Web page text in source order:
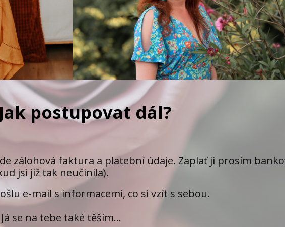
Jak postupovat dál?
zálohová faktura a platební údaje. Zaplať ji prosím
jsi již tak neučinila).
e-mail s informacemi, co si vzít s sebou.
se na tebe také těším...